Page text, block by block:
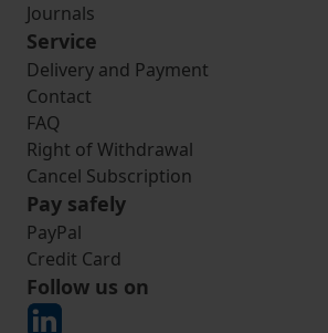
Journals
Service
Delivery and Payment
Contact
FAQ
Right of Withdrawal
Cancel Subscription
Pay safely
PayPal
Credit Card
Follow us on